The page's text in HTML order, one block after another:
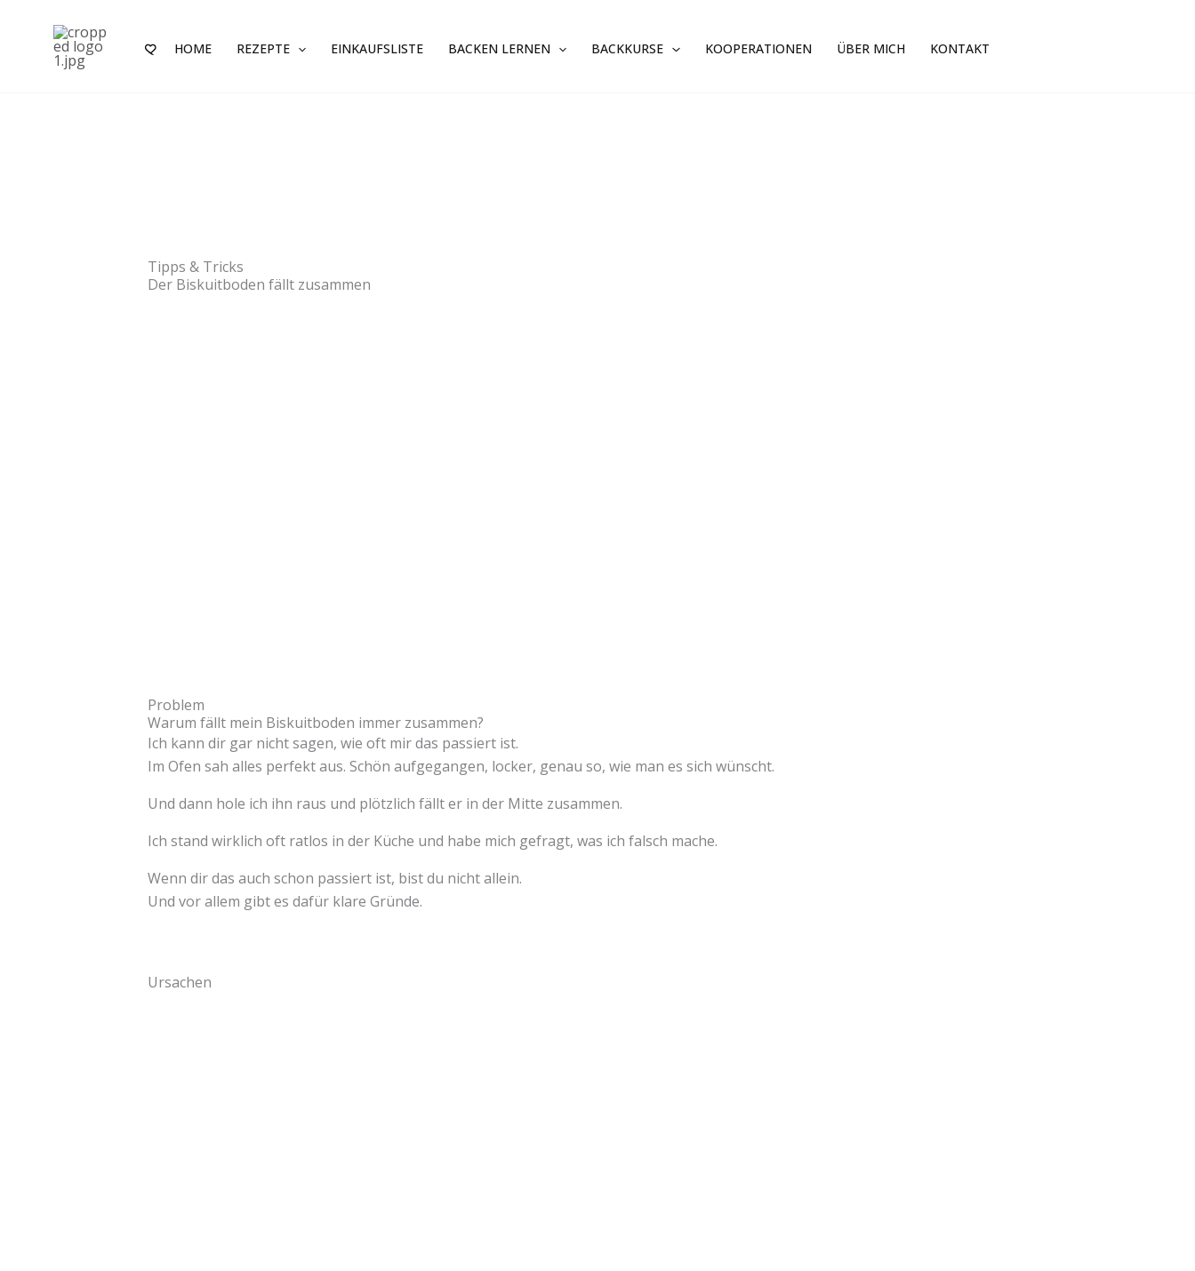
springen
HOME REZEPTE EINKAUFSLISTE BACKEN LERNEN BACKKURSE KOOPERATIONEN ÜBER MICH KONTAKT
Tipps & Tricks
Der Biskuitboden fällt zusammen
Problem
Warum fällt mein Biskuitboden immer zusammen?
Ich kann dir gar nicht sagen, wie oft mir das passiert ist.
Im Ofen sah alles perfekt aus. Schön aufgegangen, locker, genau so, wie man es sich wünscht.
Und dann hole ich ihn raus und plötzlich fällt er in der Mitte zusammen.
Ich stand wirklich oft ratlos in der Küche und habe mich gefragt, was ich falsch mache.
Wenn dir das auch schon passiert ist, bist du nicht allein.
Und vor allem gibt es dafür klare Gründe.
Ursachen